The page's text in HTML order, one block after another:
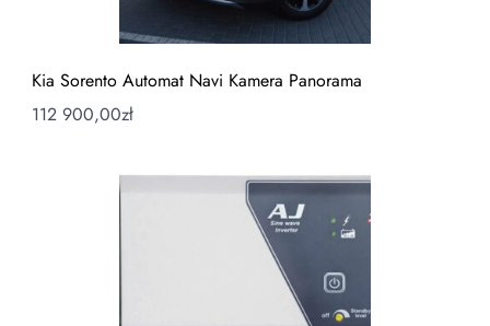
Kia Sorento Automat Navi Kamera Panorama
112 900,00zł